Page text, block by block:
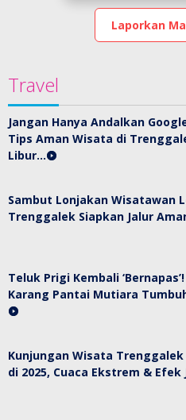
Laporkan
Travel
Jangan Hanya Andalkan
Tips Aman Wisata di
Libur…
Sambut Lonjakan Wisatawan
Trenggalek Siapkan Jalur
Teluk Prigi Kembali
Karang Pantai Mutiara
Kunjungan Wisata Trenggalek
di 2025, Cuaca Ekstrem & Efek